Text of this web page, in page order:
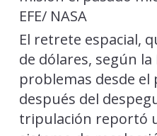
El retrete espacial,
de dólares, según la
problemas desde el
después del
tripulación reportó